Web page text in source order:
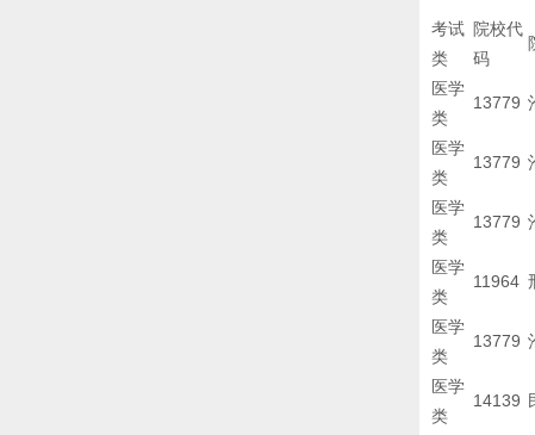
考试
类
院校代
码
医学
类
13779
医学
类
13779
医学
类
13779
医学
类
11964
医学
类
13779
医学
类
14139